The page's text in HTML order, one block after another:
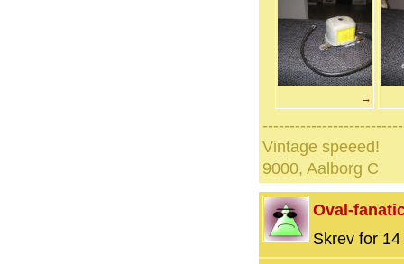
→
Vintage speeed!
9000, Aalborg C
Oval-
Skrev for